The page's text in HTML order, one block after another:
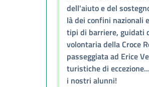
dell'aiuto e del
là dei confini nazionali
tipi di barriere, guidati
volontaria della Croce
passeggiata ad Erice
turistiche di eccezione...
i nostri alunni!